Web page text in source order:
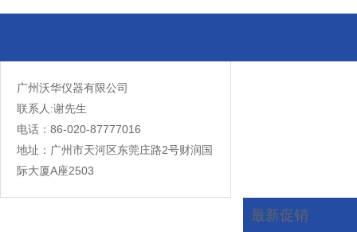
广州沃华仪器有限公司
联系人:谢先生
电话：86-020-87777016
地址：广州市天河区东莞庄路2号财润国
际大厦A座2503
最新促销